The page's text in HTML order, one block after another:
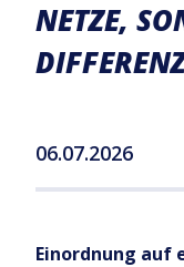
NETZE,
06.07.2026
Einordnung auf